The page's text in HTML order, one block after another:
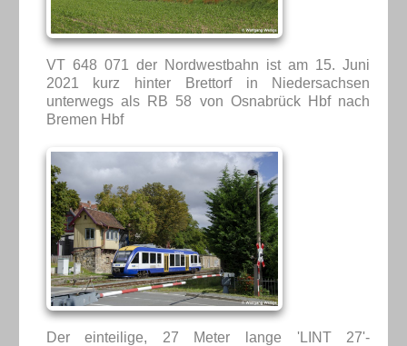
VT 648 071 der Nordwestbahn ist am 15. Juni
2021 kurz hinter Brettorf in Niedersachsen
unterwegs als RB 58 von Osnabrück Hbf nach
Bremen Hbf
Der einteilige, 27 Meter lange 'LINT 27'-